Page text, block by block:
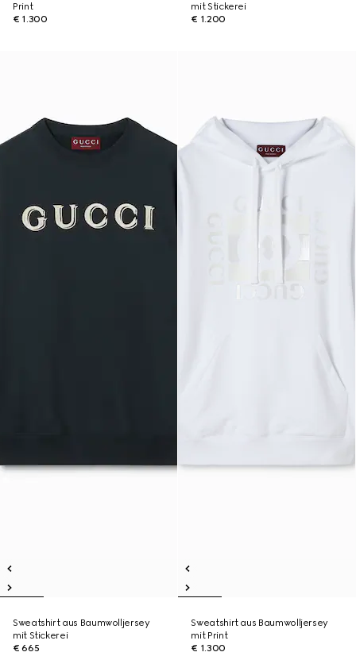
Print
€ 1.300
mit Stickerei
€ 1.200
Sweatshirt aus Baumwolljersey
mit Stickerei
€ 665
Sweatshirt aus Baumwolljersey
mit Print
€ 1.300